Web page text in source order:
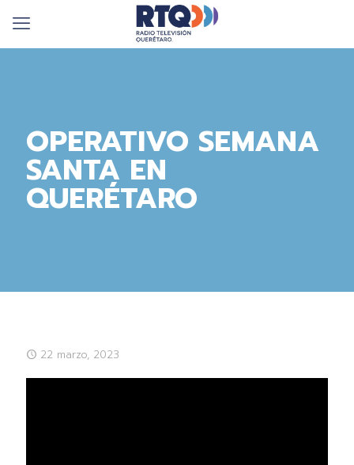
OPERATIVO SEMANA
SANTA EN
QUERÉTARO
22 marzo, 2023